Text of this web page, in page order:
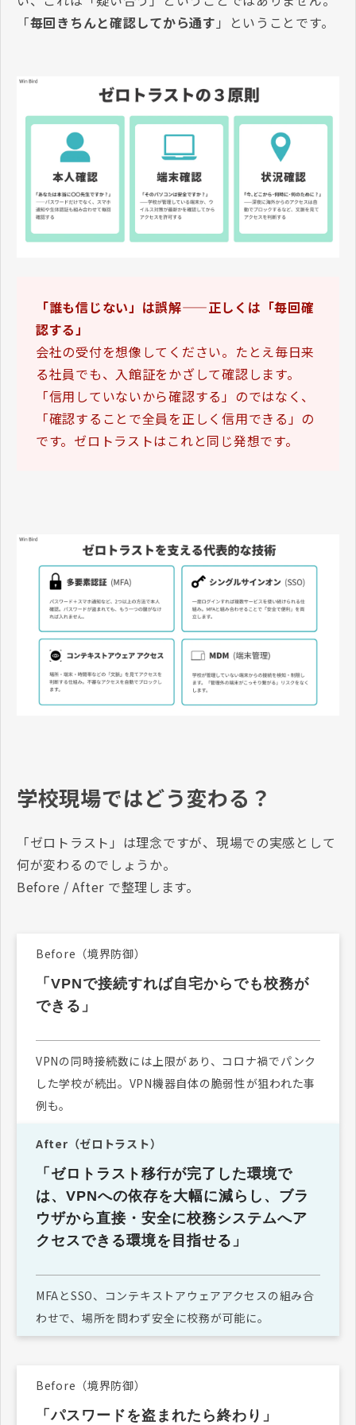
「毎回きちんと確認してから通す 」ということです。
「誰も信じない」は誤解——正しくは「毎回確
認する」
会社の受付を想像してください。たとえ毎日来
る社員でも、入館証をかざして確認します。
「信用していないから確認する」のではなく、
「確認することで全員を正しく信用できる」の
です。ゼロトラストはこれと同じ発想です。
学校現場ではどう変わる？
「ゼロトラスト」は理念ですが、現場での実感として
何が変わるのでしょうか。
Before / After で整理します。
Before（境界防御）
「VPNで接続すれば自宅からでも校務が
できる」
VPNの同時接続数には上限があり、コロナ禍でパンク
した学校が続出。VPN機器自体の脆弱性が狙われた事
例も。
After（ゼロトラスト）
「ゼロトラスト移行が完了した環境で
は、VPNへの依存を大幅に減らし、ブラ
ウザから直接・安全に校務システムへア
クセスできる環境を目指せる」
MFAとSSO、コンテキストアウェアアクセスの組み合
わせで、場所を問わず安全に校務が可能に。
Before（境界防御）
「パスワードを盗まれたら終わり」